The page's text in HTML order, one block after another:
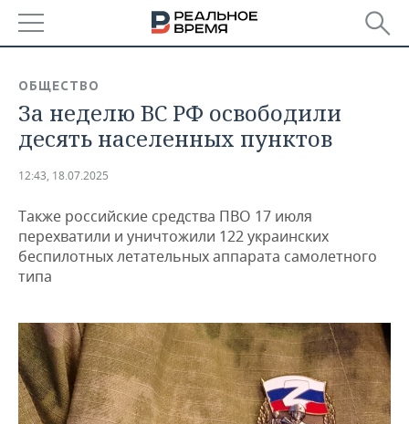
БАШКОРТОСТАН
ТАТАРСТАН
НОВОСТИ
АНАЛИТИКА
ДЕКЛАРАЦИИ О ДОХОДАХ
КОРОЛИ ГОСЗАКАЗА ПФО
КОМУ ПРИНАДЛЕЖАТ
ТОРГОВЫЕ ЦЕНТРЫ
ТАТАРСТАНА
НОВОСТИ ЭКОНОМИКИ
ФИНАНСЫ
БЮДЖЕТ
ИНВЕСТИЦИИ
ПРОМЫШЛЕННОСТЬ
НОВОСТИ
АГРОПРОМ
МАШИНОСТРОЕНИЕ
НЕФТЕХИМИЯ
НЕДВИЖИМОСТЬ
НОВОСТИ АВТО
БИЗНЕС
НОВОСТИ БИЗНЕСА
ТЕХНОЛОГИИ
ОБЩЕСТВО
За неделю ВС РФ освободили
десять населенных пунктов
12:43, 18.07.2025
Также российские средства ПВО 17 июля
перехватили и уничтожили 122 украинских
беспилотных летательных аппарата самолетного
типа